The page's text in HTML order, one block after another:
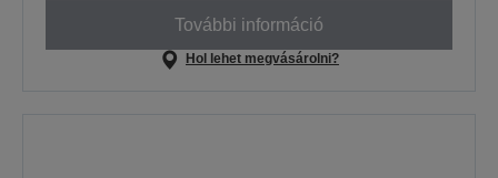
További információ
Hol lehet megvásárolni?